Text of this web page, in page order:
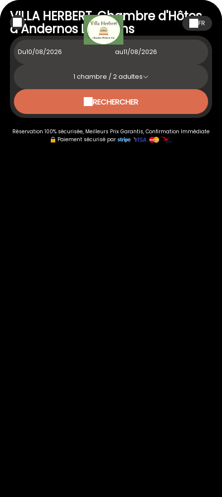
FR
VILLA HERBERT, Chambre d'Hôtes
à Andernos Les Bains
Du au
1 chambre /2adultes
RECHERCHER
Réservation 100% sécurisée, Meilleurs Prix Garantis, Confirmation Immédiate
Paiement sécurisé par